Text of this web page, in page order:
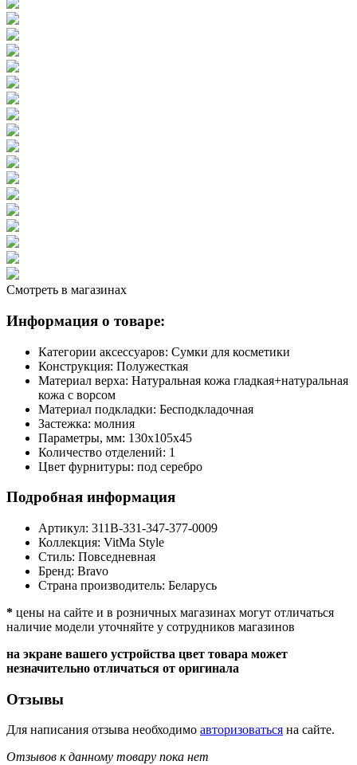
Смотреть в магазинах
Информация о товаре:
Категории аксессуаров: Сумки для косметики
Конструкция: Полужесткая
Материал верха: Натуральная кожа гладкая+натуральная
кожа с ворсом
Материал подкладки: Бесподкладочная
Застежка: молния
Параметры, мм: 130х105х45
Количество отделений: 1
Цвет фурнитуры: под серебро
Подробная информация
Артикул: 311B-331-347-377-0009
Коллекция: VitMa Style
Стиль: Повседневная
Бренд: Bravo
Страна производитель: Беларусь
* цены на сайте и в розничных магазинах могут отличаться
наличие модели уточняйте у сотрудников магазинов
на экране вашего устройства цвет товара может
незначительно отличаться от оригинала
Отзывы
Для написания отзыва необходимо авторизоваться на сайте.
Отзывов к данному товару пока нет